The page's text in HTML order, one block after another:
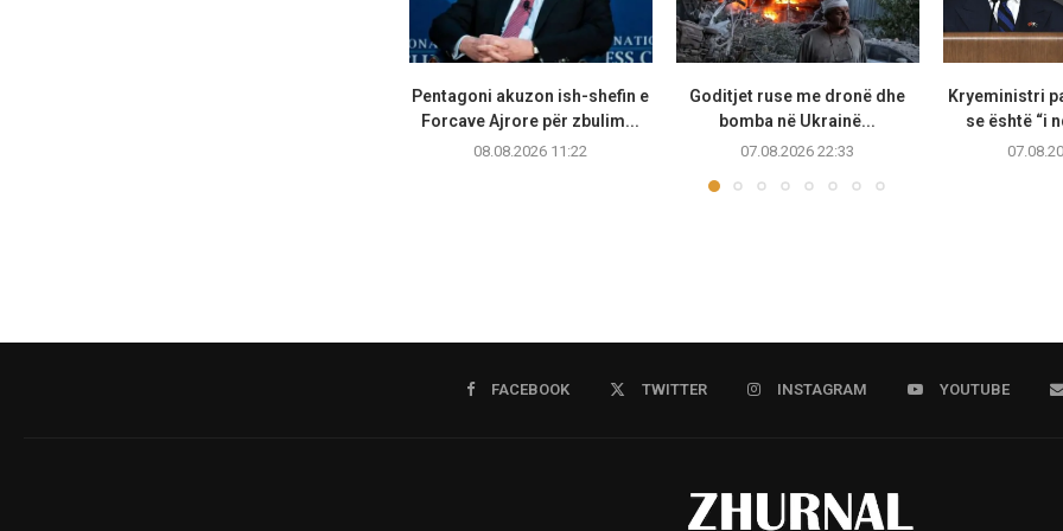
Pentagoni akuzon ish-shefin e
Forcave Ajrore për zbulim...
08.08.2026 11:22
Goditjet ruse me dronë dhe
bomba në Ukrainë...
07.08.2026 22:33
Kryeministri
se është “i
FACEBOOK TWITTER INSTAGRAM YOUTUBE